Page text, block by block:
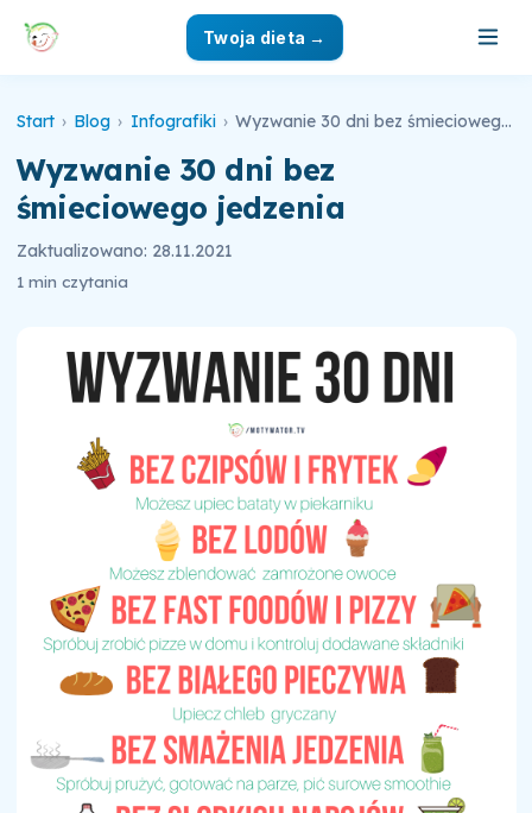
Twoja dieta →
Start › Blog › Infografiki › Wyzwanie 30 dni bez śmieciowego jedzenia
Wyzwanie 30 dni bez
śmieciowego jedzenia
Zaktualizowano: 28.11.2021
1 min czytania